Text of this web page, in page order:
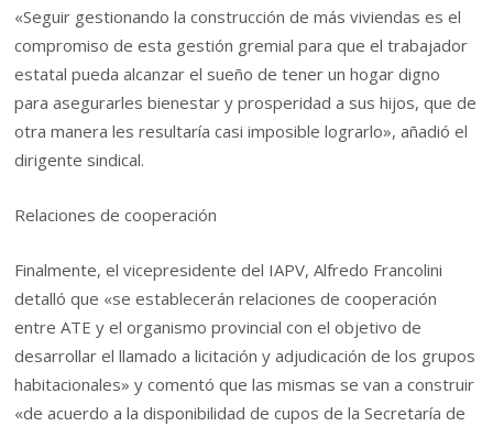
«Seguir gestionando la construcción de más viviendas es el
compromiso de esta gestión gremial para que el trabajador
estatal pueda alcanzar el sueño de tener un hogar digno
para asegurarles bienestar y prosperidad a sus hijos, que de
otra manera les resultaría casi imposible lograrlo», añadió el
dirigente sindical.
Relaciones de cooperación
Finalmente, el vicepresidente del IAPV, Alfredo Francolini
detalló que «se establecerán relaciones de cooperación
entre ATE y el organismo provincial con el objetivo de
desarrollar el llamado a licitación y adjudicación de los grupos
habitacionales» y comentó que las mismas se van a construir
«de acuerdo a la disponibilidad de cupos de la Secretaría de